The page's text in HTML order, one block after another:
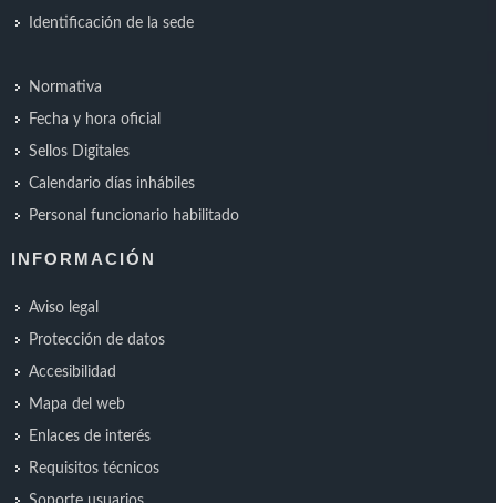
Identificación de la sede
Normativa
Fecha y hora oficial
Sellos Digitales
Calendario días inhábiles
Personal funcionario habilitado
INFORMACIÓN
Aviso legal
Protección de datos
Accesibilidad
Mapa del web
Enlaces de interés
Requisitos técnicos